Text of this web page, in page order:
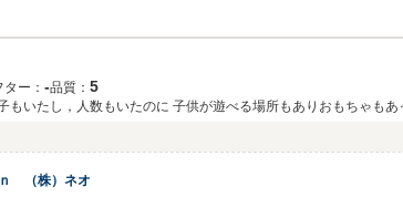
ー： ‐品質： 5
いたし，人数もいたのに 子供が遊べる場所もありおもちゃも
お店です。
（株）ネオ